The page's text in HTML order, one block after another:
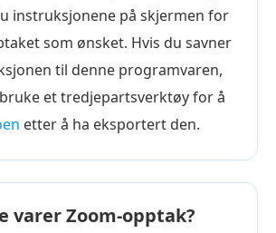
instruksjonene på skjermen for
som ønsket. Hvis du savner
til denne programvaren,
et tredjepartsverktøy for å
etter å ha eksportert den.
varer Zoom-opptak?